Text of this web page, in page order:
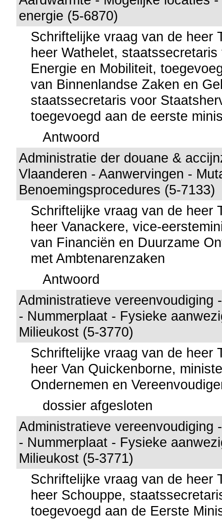
energie (5-6870)
Schriftelijke vraag van de heer
heer Wathelet,
Energie en Mobiliteit,
van Binnenlandse Zaken en
staatssecretaris voor
toegevoegd aan de eerste
Antwoord
Administratie der douane &
Vlaanderen - Aanwervingen -
Benoemingsprocedures (5-7133)
Schriftelijke vraag van de heer
heer Vanackere, vice-
van Financiën en Duurzame
met Ambtenarenzaken
Antwoord
Administratieve vereenvoudiging
- Nummerplaat - Fysieke
Milieukost (5-3770)
Schriftelijke vraag van de heer
heer Van Quickenborne,
Ondernemen en
dossier afgesloten
Administratieve vereenvoudiging
- Nummerplaat - Fysieke
Milieukost (5-3771)
Schriftelijke vraag van de heer
heer Schouppe,
toegevoegd aan de Eerste